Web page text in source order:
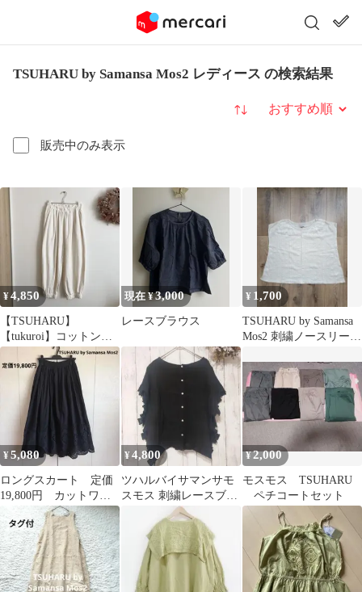
TSUHARU by Samansa Mos2 レディース の検索結果
販売中のみ表示
並び替え
¥4,850
【TSUHARU】
【tukuroi】コットンジ
ャガード製品染め裾ゴ
ムパンツ
現在 ¥3,000
レースブラウス
¥ 1,700
TSUHARU by Samansa
Mos2 刺繍ノースリーブ
¥5,080
ロングスカート 定価
19,800円 カットワー
ク刺繍 スカラップ
フレアスカート
¥4,800
ツハルバイサマンサモ
スモス 刺繍レースブラ
ウス エンブロイダリー
リネン100%
¥2,000
モスモス TSUHARU
ペチコートセット